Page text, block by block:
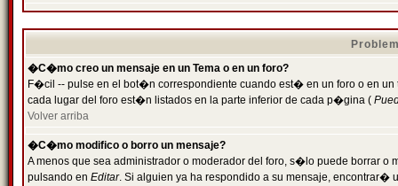
�C�mo creo un mensaje en un Tema o en un foro?
F�cil -- pulse en el bot�n correspondiente cuando est� en un foro o en
cada lugar del foro est�n listados en la parte inferior de cada p�gina (
Volver arriba
�C�mo modifico o borro un mensaje?
A menos que sea administrador o moderador del foro, s�lo puede borrar o
pulsando en Editar. Si alguien ya ha respondido a su mensaje, encontrar�